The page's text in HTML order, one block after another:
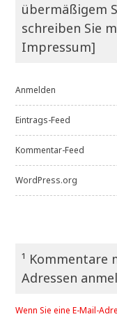
übermäßigem
schreiben Sie
Impressum]
Anmelden
Eintrags-Feed
Kommentar-Feed
WordPress.org
¹
Adressen
Wenn Sie eine E-Mail-